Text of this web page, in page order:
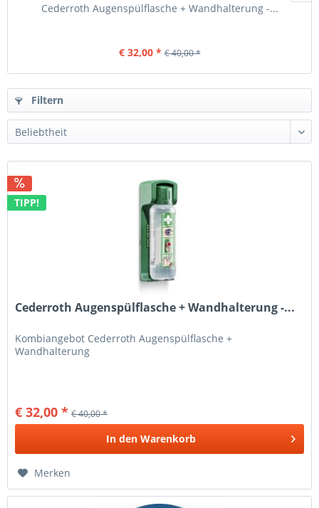
Cederroth Augenspülflasche + Wandhalterung -...
€ 32,00 * € 40,00 *
Filtern
TIPP!
Cederroth Augenspülflasche + Wandhalterung -...
Kombiangebot Cederroth Augenspülflasche +
Wandhalterung
€ 32,00 * € 40,00 *
In den Warenkorb
Merken